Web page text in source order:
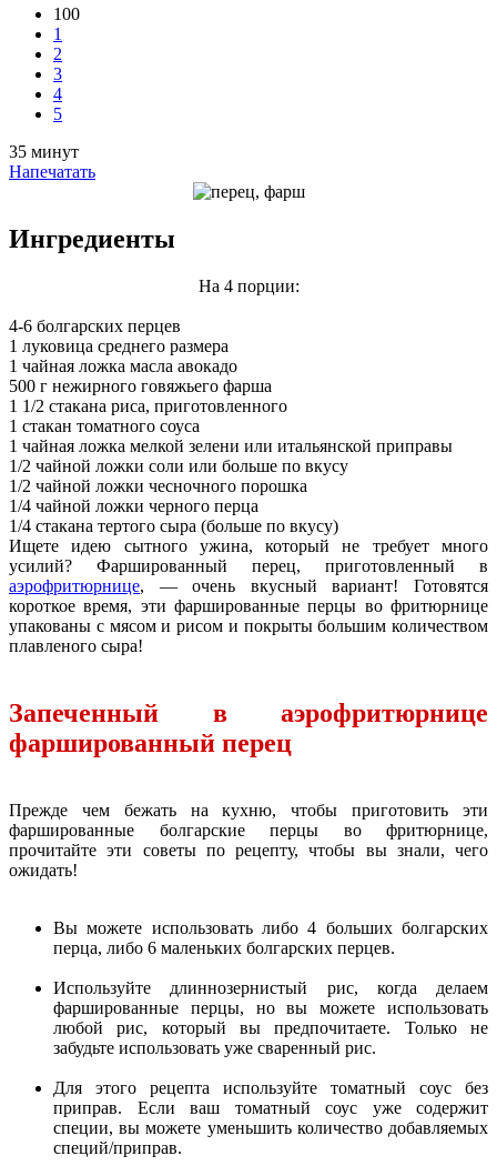
100
1
2
3
4
5
35 минут
Напечатать
Ингредиенты
На 4 порции:
4-6 болгарских перцев
1 луковица среднего размера
1 чайная ложка масла авокадо
500 г нежирного говяжьего фарша
1 1/2 стакана риса, приготовленного
1 стакан томатного соуса
1 чайная ложка мелкой зелени или итальянской приправы
1/2 чайной ложки соли или больше по вкусу
1/2 чайной ложки чесночного порошка
1/4 чайной ложки черного перца
1/4 стакана тертого сыра (больше по вкусу)
Ищете идею сытного ужина, который не требует много
усилий? Фаршированный перец, приготовленный в
аэрофритюрнице, — очень вкусный вариант! Готовятся
короткое время, эти фаршированные перцы во фритюрнице
упакованы с мясом и рисом и покрыты большим количеством
плавленого сыра!
Запеченный в аэрофритюрнице
фаршированный перец
Прежде чем бежать на кухню, чтобы приготовить эти
фаршированные болгарские перцы во фритюрнице,
прочитайте эти советы по рецепту, чтобы вы знали, чего
ожидать!
Вы можете использовать либо 4 больших болгарских
перца, либо 6 маленьких болгарских перцев.
Используйте длиннозернистый рис, когда делаем
фаршированные перцы, но вы можете использовать
любой рис, который вы предпочитаете. Только не
забудьте использовать уже сваренный рис.
Для этого рецепта используйте томатный соус без
приправ. Если ваш томатный соус уже содержит
специи, вы можете уменьшить количество добавляемых
специй/приправ.